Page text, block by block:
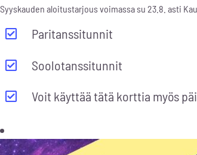
Syyskauden aloitustarjous voimassa su 23.8. asti
Paritanssitunnit
Soolotanssitunnit
Voit käyttää tätä korttia myös